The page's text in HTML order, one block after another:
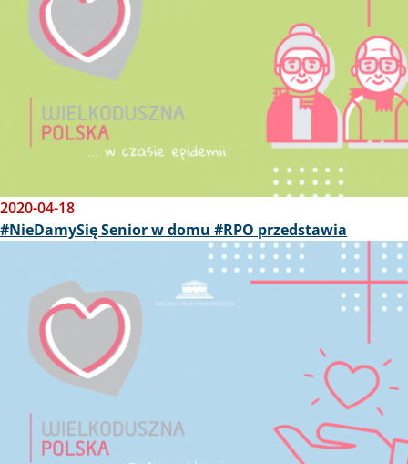
2020-04-18
#NieDamySię Senior w domu #RPO przedstawia